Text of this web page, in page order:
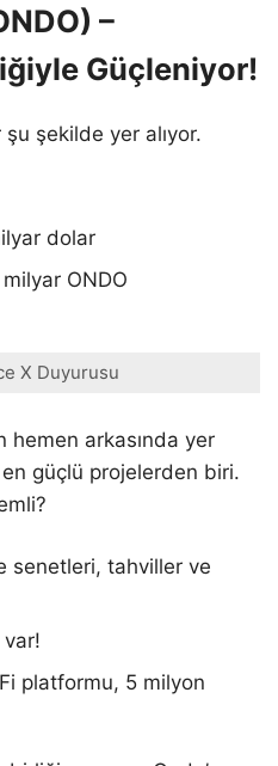
–
Güçleniyor!
şekilde yer alıyor.
dolar
ONDO
X Duyurusu
hemen arkasında yer
en güçlü projelerden biri.
senetleri, tahviller ve
var!
platformu, 5 milyon